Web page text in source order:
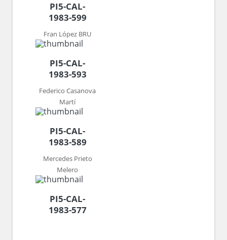
PI5-CAL-
1983-599
Fran López BRU
PI5-CAL-
1983-593
Federico Casanova
Martí
PI5-CAL-
1983-589
Mercedes Prieto
Melero
PI5-CAL-
1983-577